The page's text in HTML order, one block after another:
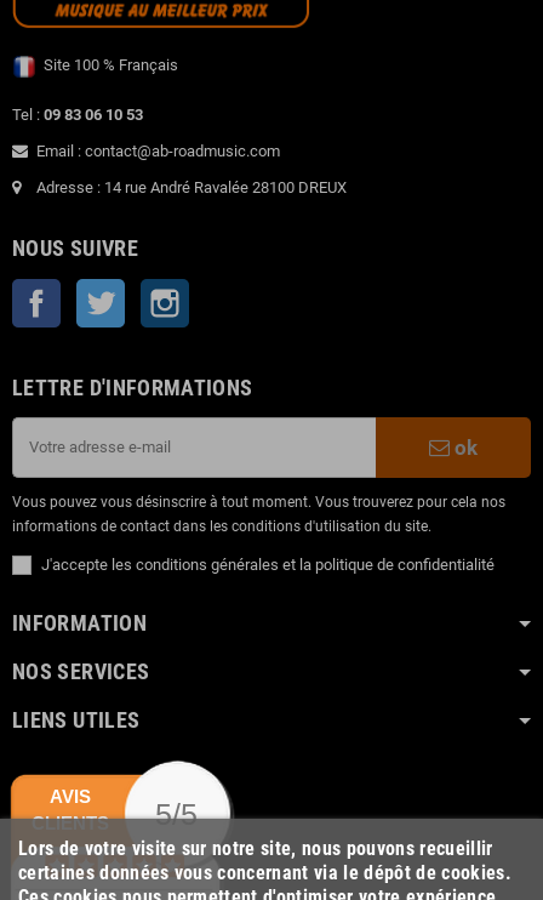
Site 100 % Français
Tel : 09 83 06 10 53
Email : contact@ab-roadmusic.com
Adresse : 14 rue André Ravalée 28100 DREUX
NOUS SUIVRE
Facebook Twitter
LETTRE D'INFORMATIONS
ok
Vous pouvez vous désinscrire à tout moment. Vous trouverez pour cela nos
informations de contact dans les conditions d'utilisation du site.
J'accepte les conditions générales et la politique de confidentialité
INFORMATION
NOS SERVICES
LIENS UTILES
Lors de votre visite sur notre site, nous pouvons recueillir
certaines données vous concernant via le dépôt de cookies.
AVIS
CLIENTS
5/5